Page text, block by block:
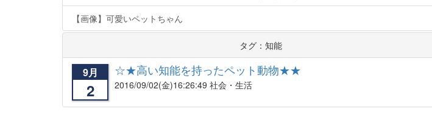
【画像】可愛いペットちゃん
タグ：知能
9月
2
☆★高い知能を持ったペット動物★★
2016/09/02(金)16:26:49 社会・生活